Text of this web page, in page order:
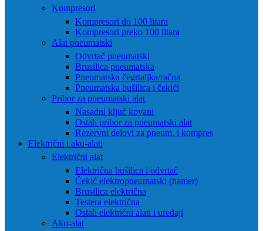
Kompresori
Kompresori do 100 litara
Kompresori preko 100 litara
Alat pneumatski
Odvrtač pneumatski
Brusilica pneumatska
Pneumatska čegrtaljka/račna
Pneumatska bušilica i čekići
Pribor za pneumatski alat
Nasadni ključ kovani
Ostali pribor za pneumatski alat
Rezervni delovi za pneum. i kompres
Električni i aku-alati
Električni alat
Električna bušilica i odvrtač
Čekić elektropneumatski (hamer)
Brusilica električna
Testera električna
Ostali električni alati i uređaji
Aku-alat